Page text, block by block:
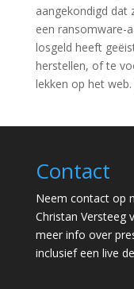
aangekondigd
een ransomware-
losgeld heeft
herstellen, of te
lekken op het
Contact
Neem contact op
Christan Versteeg
meer info over
inclusief een live